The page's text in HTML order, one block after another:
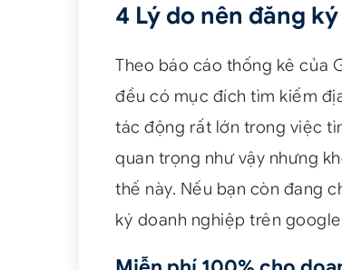
4 Lý do nên đăng
Theo báo cáo thống kê của
đều có mục đích tìm kiếm
tác động rất lớn trong việc
quan trọng như vậy nhưng
thế này. Nếu bạn còn đang
ký doanh nghiệp trên